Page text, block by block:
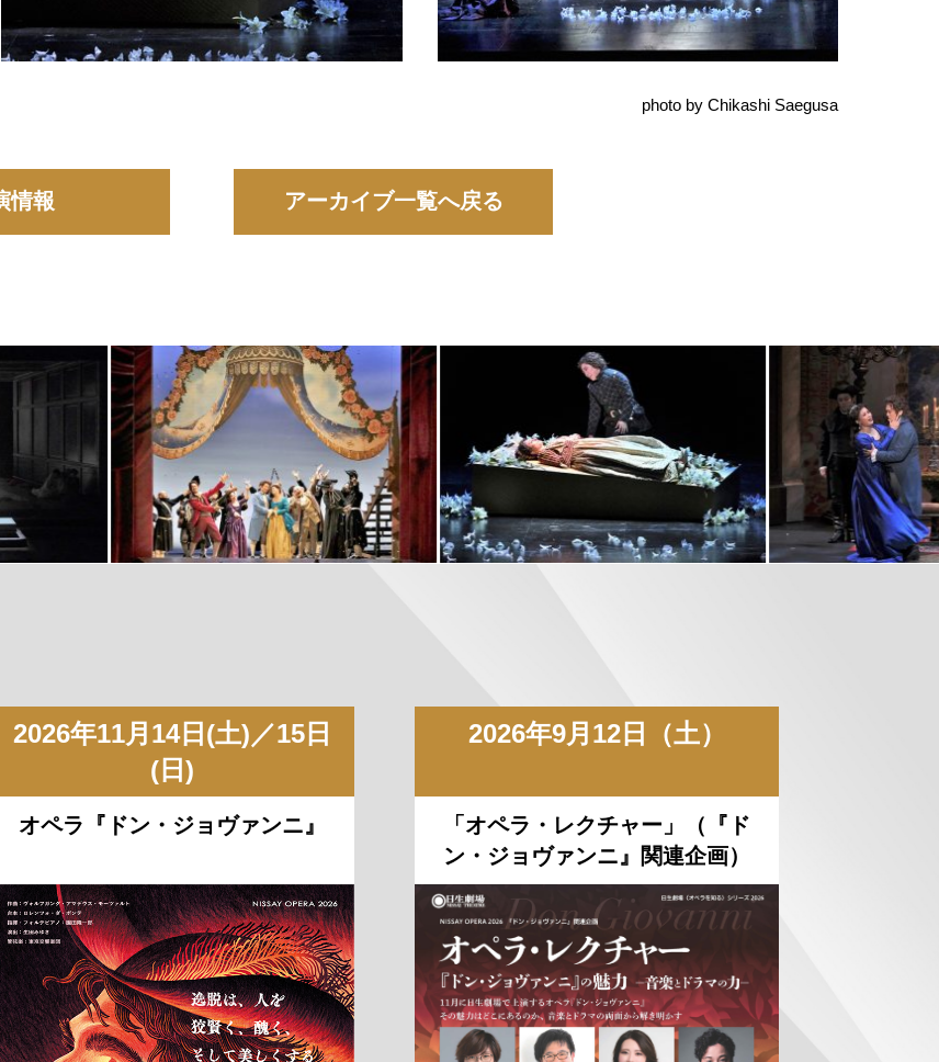
photo by Chikashi Saegusa
情報 アーカイブ一覧へ戻る
2026年11月14日(土)／15日
(日)
オペラ『ドン・ジョヴァンニ』
2026年9月12日（土）
「オペラ・レクチャー」（『ド
ン・ジョヴァンニ』関連企画）